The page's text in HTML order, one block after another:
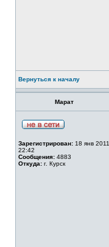
Вернуться к началу
Марат
Зарегистрирован: 18 янв 2011
22:42
Сообщения: 4883
Откуда: г. Курск